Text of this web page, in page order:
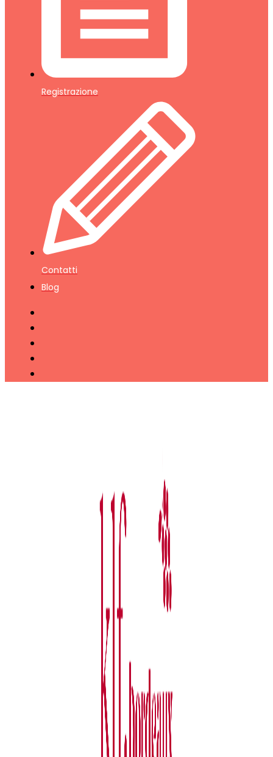
Registrazione
Contatti
Blog